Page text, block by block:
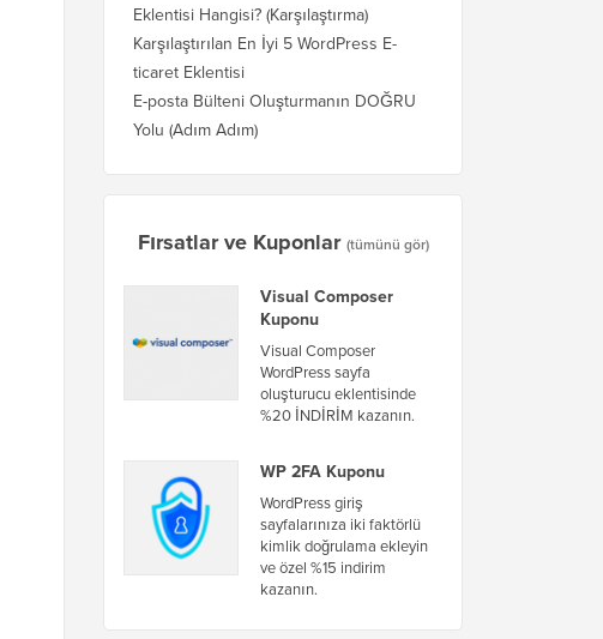
Eklentisi Hangisi? (Karşılaştırma)
Karşılaştırılan En İyi 5 WordPress E-
ticaret Eklentisi
E-posta Bülteni Oluşturmanın DOĞRU
Yolu (Adım Adım)
Fırsatlar ve Kuponlar (tümünü gör)
Visual Composer
Kuponu
Visual Composer
WordPress sayfa
oluşturucu eklentisinde
%20 İNDİRİM kazanın.
WP 2FA Kuponu
WordPress giriş
sayfalarınıza iki faktörlü
kimlik doğrulama ekleyin
ve özel %15 indirim
kazanın.